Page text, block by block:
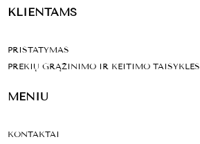
KLIENTAMS
PRISTATYMAS
PREKIŲ GRĄŽINIMO IR KEITIMO TAISYKLĖS
MENIU
KONTAKTAI